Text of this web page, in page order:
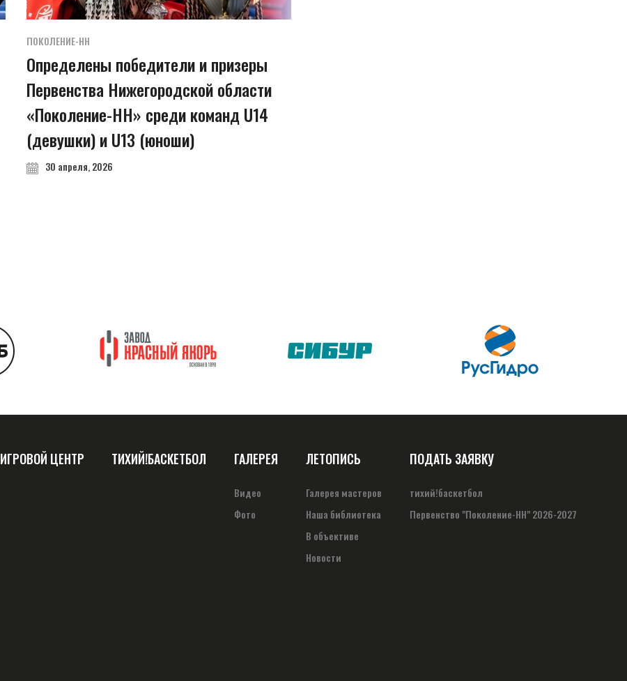
ПОКОЛЕНИЕ-НН
Определены победители и призеры
Первенства Нижегородской области
«Поколение-НН» среди команд U14
(девушки) и U13 (юноши)
30 апреля, 2026
ИГРОВОЙ ЦЕНТР ТИХИЙ!БАСКЕТБОЛ ГАЛЕРЕЯ
Видео
Фото
ЛЕТОПИСЬ
Галерея мастеров
Наша библиотека
В объективе
Новости
ПОДАТЬ ЗАЯВКУ
тихий!баскетбол
Первенство "Поколение-НН" 2026-2027